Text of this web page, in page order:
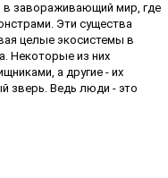
в завораживающий мир, где
Эти существа
целые экосистемы в
Некоторые из них
а другие - их
зверь. Ведь люди - это